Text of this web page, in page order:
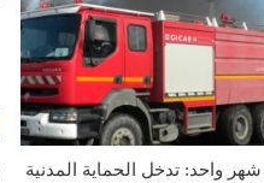
واحد: تدخل الحماية المدنية